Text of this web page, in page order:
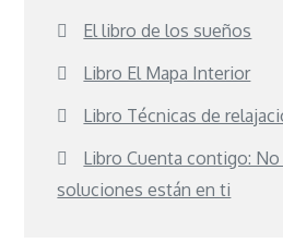
El libro de los sueños
Libro El Mapa Interior
Libro Técnicas de
Libro Cuenta contigo:
soluciones están en ti